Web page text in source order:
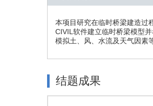
本项目研究在临时桥梁建造过
CIVIL软件建立临时桥梁模型
模拟土、风、水流及天气因素
结题成果